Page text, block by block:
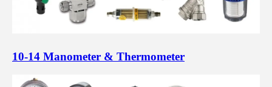
10-14 Manometer & Thermometer